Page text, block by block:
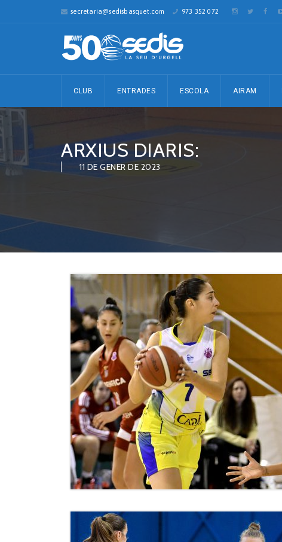
secretaria@sedisbasquet.com 973 352 072
CLUB ENTRADES ESCOLA AIRAM
ARXIUS DIARIS:
11 DE GENER DE 2023